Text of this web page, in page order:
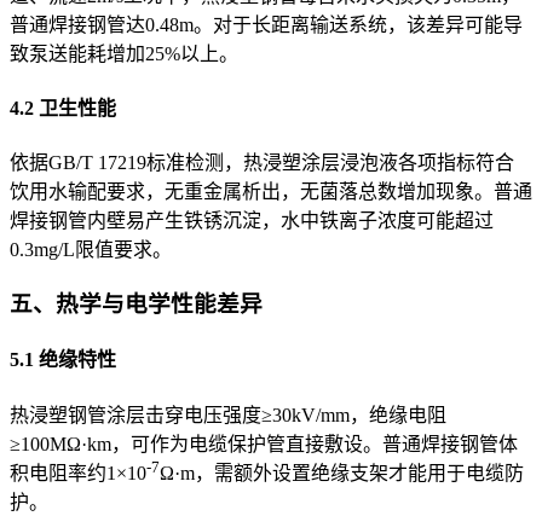
普通焊接钢管达0.48m。对于长距离输送系统，该差异可能导
致泵送能耗增加25%以上。
4.2 卫生性能
依据GB/T 17219标准检测，热浸塑涂层浸泡液各项指标符合
饮用水输配要求，无重金属析出，无菌落总数增加现象。普通
焊接钢管内壁易产生铁锈沉淀，水中铁离子浓度可能超过
0.3mg/L限值要求。
五、热学与电学性能差异
5.1 绝缘特性
热浸塑钢管涂层击穿电压强度≥30kV/mm，绝缘电阻
≥100MΩ·km，可作为电缆保护管直接敷设。普通焊接钢管体
积电阻率约1×10-7Ω·m，需额外设置绝缘支架才能用于电缆防
护。